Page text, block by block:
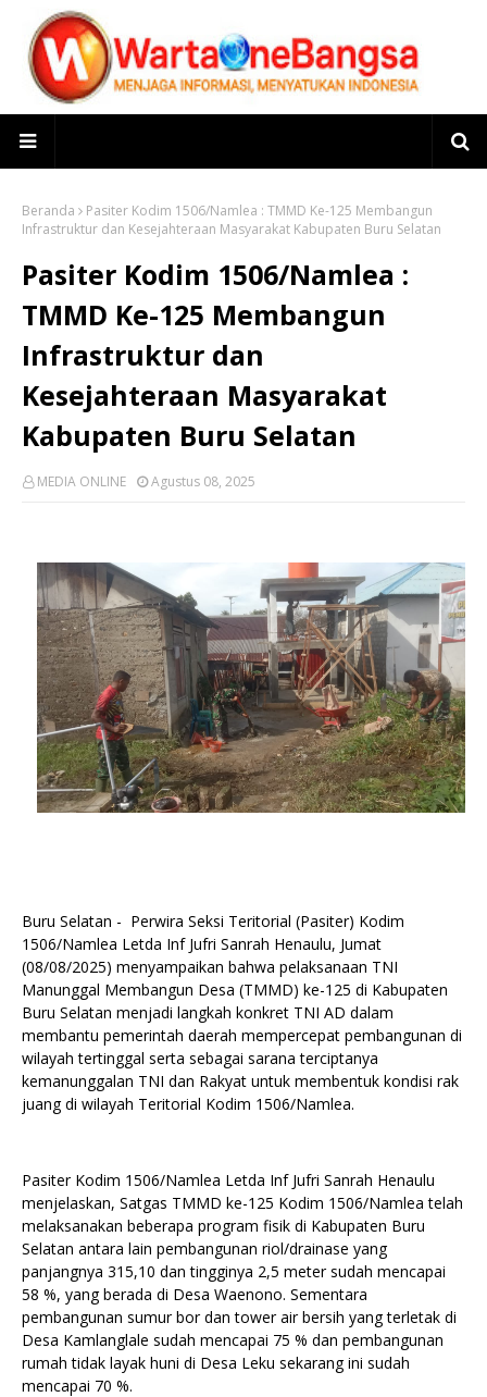
Beranda
Pasiter Kodim 1506/Namlea : TMMD Ke-125 Membangun
Infrastruktur dan Kesejahteraan Masyarakat Kabupaten Buru Selatan
Pasiter Kodim 1506/Namlea :
TMMD Ke-125 Membangun
Infrastruktur dan
Kesejahteraan Masyarakat
Kabupaten Buru Selatan
MEDIA ONLINE Agustus 08, 2025
Buru Selatan - Perwira Seksi Teritorial (Pasiter) Kodim
1506/Namlea Letda Inf Jufri Sanrah Henaulu, Jumat
(08/08/2025) menyampaikan bahwa pelaksanaan TNI
Manunggal Membangun Desa (TMMD) ke-125 di Kabupaten
Buru Selatan menjadi langkah konkret TNI AD dalam
membantu pemerintah daerah mempercepat pembangunan di
wilayah tertinggal serta sebagai sarana terciptanya
kemanunggalan TNI dan Rakyat untuk membentuk kondisi rak
juang di wilayah Teritorial Kodim 1506/Namlea.
Pasiter Kodim 1506/Namlea Letda Inf Jufri Sanrah Henaulu
menjelaskan, Satgas TMMD ke-125 Kodim 1506/Namlea telah
melaksanakan beberapa program fisik di Kabupaten Buru
Selatan antara lain pembangunan riol/drainase yang
panjangnya 315,10 dan tingginya 2,5 meter sudah mencapai
58 %, yang berada di Desa Waenono. Sementara
pembangunan sumur bor dan tower air bersih yang terletak di
Desa Kamlanglale sudah mencapai 75 % dan pembangunan
rumah tidak layak huni di Desa Leku sekarang ini sudah
mencapai 70 %.